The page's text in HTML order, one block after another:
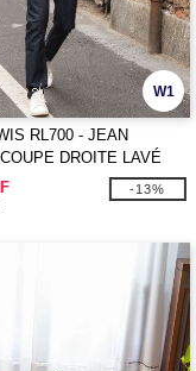
W1
RL700 - JEAN
DROITE LAVÉ
-13%